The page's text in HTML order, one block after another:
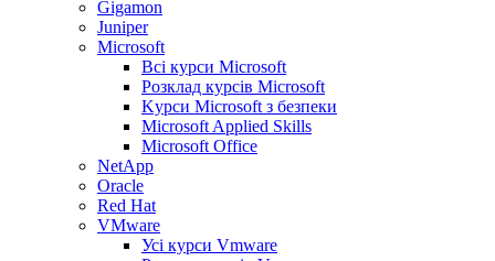
Gigamon
Juniper
Microsoft
Всі курси Microsoft
Розклад курсів Microsoft
Kyрси Microsoft з безпеки
Microsoft Applied Skills
Microsoft Office
NetApp
Oracle
Red Hat
VMware
Усі курси Vmware